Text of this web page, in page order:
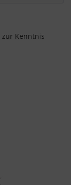
zur Kenntnis